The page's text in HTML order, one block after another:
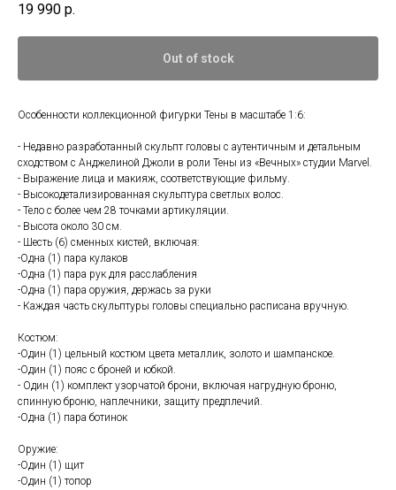
19 990 р.
Out of stock
Особенности коллекционной фигурки Тены в масштабе 1:6:
- Недавно разработанный скульпт головы с аутентичным и детальным
сходством с Анджелиной Джоли в роли Тены из «Вечных» студии Marvel.
- Выражение лица и макияж, соответствующие фильму.
- Высокодетализированная скульптура светлых волос.
- Тело с более чем 28 точками артикуляции.
- Высота около 30 см.
- Шесть (6) сменных кистей, включая:
-Одна (1) пара кулаков
-Одна (1) пара рук для расслабления
-Одна (1) пара оружия, держась за руки
- Каждая часть скульптуры головы специально расписана вручную.
Костюм:
-Один (1) цельный костюм цвета металлик, золото и шампанское.
-Один (1) пояс с броней и юбкой.
- Один (1) комплект узорчатой брони, включая нагрудную броню,
спинную броню, наплечники, защиту предплечий.
-Одна (1) пара ботинок
Оружие:
-Один (1) щит
-Один (1) топор